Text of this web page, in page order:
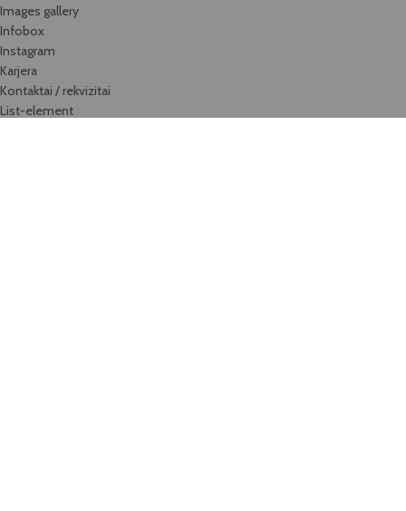
Images gallery
Infobox
Instagram
Karjera
Kontaktai / rekvizitai
List-element